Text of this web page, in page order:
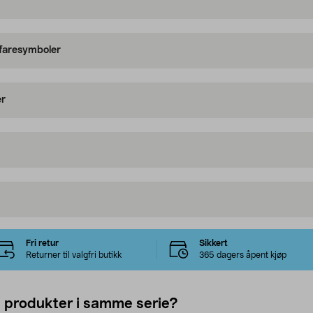
Fri retur
Returner til valgfri butikk
Sikkert
365 dagers åpent kjøp
i samme serie?